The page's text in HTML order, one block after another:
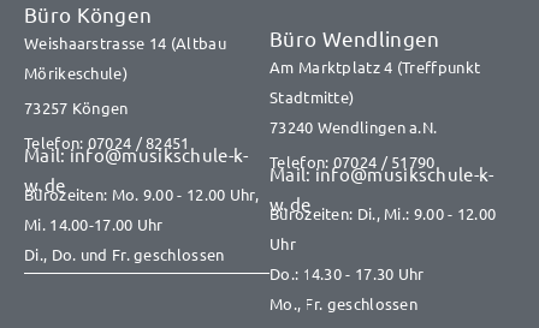
Büro Köngen
Weishaarstrasse 14 (Altbau
Mörikeschule)
73257 Köngen
Telefon: 07024 / 82451
Mail: info@musikschule-k-
w.de
Bürozeiten: Mo. 9.00 - 12.00 Uhr,
Mi. 14.00-17.00 Uhr
Di., Do. und Fr. geschlossen
Büro Wendlingen
Am Marktplatz 4 (Treffpunkt
Stadtmitte)
73240 Wendlingen a.N.
Telefon: 07024 / 51790
Mail: info@musikschule-k-
w.de
Bürozeiten: Di., Mi.: 9.00 - 12.00
Uhr
Do.: 14.30 - 17.30 Uhr
Mo., Fr. geschlossen